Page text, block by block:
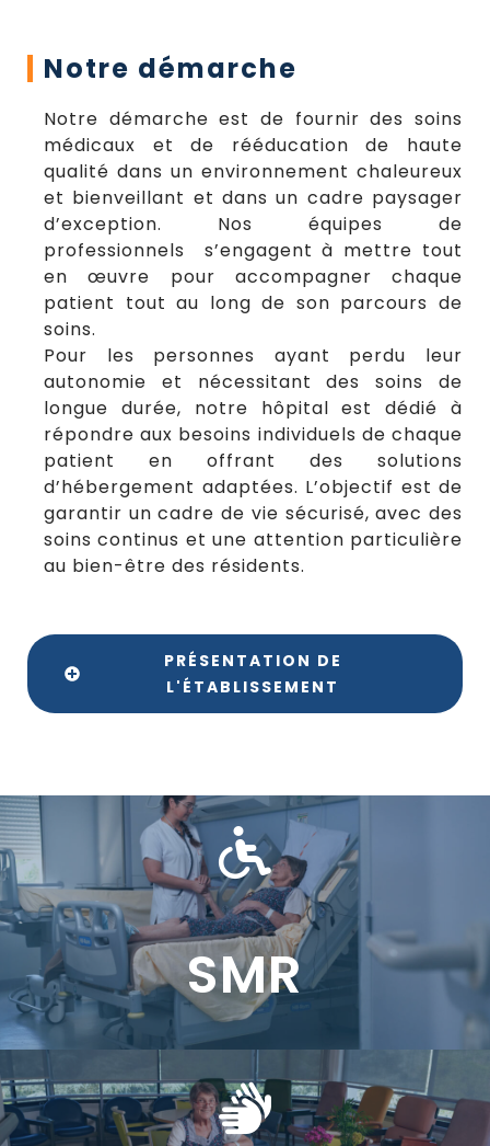
Notre démarche
Notre démarche est de fournir des soins
médicaux et de rééducation de haute
qualité dans un environnement chaleureux
et bienveillant et dans un cadre paysager
d’exception. Nos équipes de
professionnels s’engagent à mettre tout
en œuvre pour accompagner chaque
patient tout au long de son parcours de
soins.
Pour les personnes ayant perdu leur
autonomie et nécessitant des soins de
longue durée, notre hôpital est dédié à
répondre aux besoins individuels de chaque
patient en offrant des solutions
d’hébergement adaptées. L’objectif est de
garantir un cadre de vie sécurisé, avec des
soins continus et une attention particulière
au bien-être des résidents.
PRÉSENTATION DE
L'ÉTABLISSEMENT
SMR